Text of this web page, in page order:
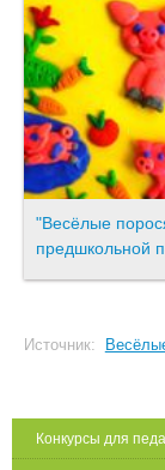
"Весёлые
предшкольной
Источник:
Конкурсы для